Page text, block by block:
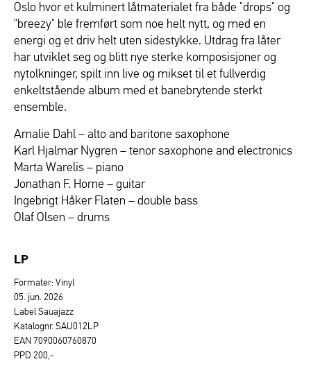
Oslo hvor et kulminert låtmaterialet fra både "drops" og
"breezy" ble fremført som noe helt nytt, og med en
energi og et driv helt uten sidestykke. Utdrag fra låter
har utviklet seg og blitt nye sterke komposisjoner og
nytolkninger, spilt inn live og mikset til et fullverdig
enkeltstående album med et banebrytende sterkt
ensemble.
Amalie Dahl – alto and baritone saxophone
Karl Hjalmar Nygren – tenor saxophone and electronics
Marta Warelis – piano
Jonathan F. Horne – guitar
Ingebrigt Håker Flaten – double bass
Olaf Olsen – drums
LP
Formater: Vinyl
05. jun. 2026
Label Sauajazz
Katalognr. SAU012LP
EAN 7090060760870
PPD 200,-